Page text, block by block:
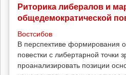
Риторика либералов и
общедемократической
Востсибов
В перспективе формирования
повестки с либертарной точки
проанализировать позиции